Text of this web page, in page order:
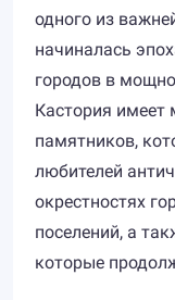
одного из
начиналась
городов в
Кастория имеет
памятников,
любителей
окрестностях
поселений, а
которые